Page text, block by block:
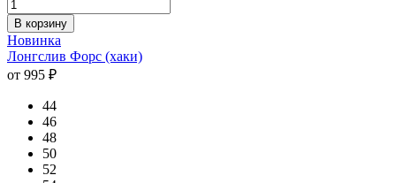
В корзину
Новинка
Лонгслив Форс (хаки)
от 995 ₽
44
46
48
50
52